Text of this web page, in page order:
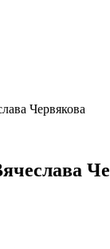
Червякова